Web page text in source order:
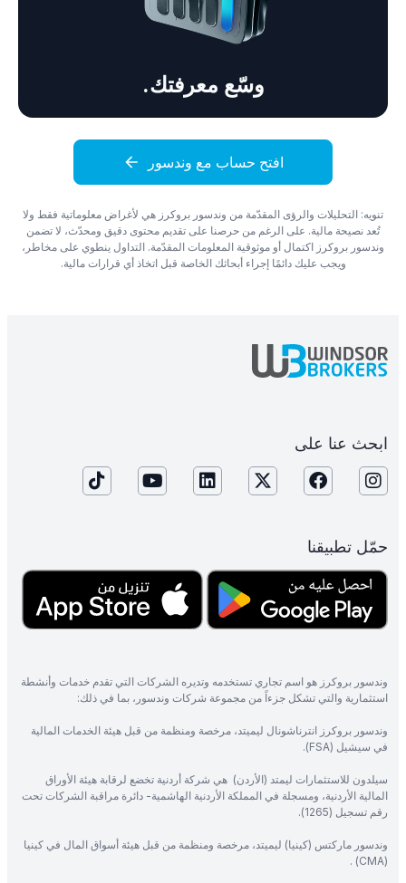
وسّع معرفتك.
افتح حساب مع وندسور
تنويه: التحليلات والرؤى المقدّمة من وندسور بروكرز هي لأغراض معلوماتية فقط ولا
تُعد نصيحة مالية. على الرغم من حرصنا على تقديم محتوى دقيق ومحدّث، لا تضمن
وندسور بروكرز اكتمال أو موثوقية المعلومات المقدّمة. التداول ينطوي على مخاطر،
ويجب عليك دائمًا إجراء أبحاثك الخاصة قبل اتخاذ أي قرارات مالية.
ابحث عنا على
حمّل تطبيقنا
وندسور بروكرز هو اسم تجاري تستخدمه وتديره الشركات التي تقدم خدمات وأنشطة
استثمارية والتي تشكل جزءاً من مجموعة شركات وندسور، بما في ذلك:
وندسور بروكرز انترناشونال ليميتد، مرخصة ومنظمة من قبل هيئة الخدمات المالية
في سيشيل (FSA).
سيلدون للاستثمارات ليمتد (الأردن) هي شركة أردنية تخضع لرقابة هيئة الأوراق
المالية الأردنية، ومسجلة في المملكة الأردنية الهاشمية- دائرة مراقبة الشركات تحت
رقم تسجيل (1265).
وندسور ماركتس (كينيا) ليميتد، مرخصة ومنظمة من قبل هيئة أسواق المال في كينيا
(CMA) .